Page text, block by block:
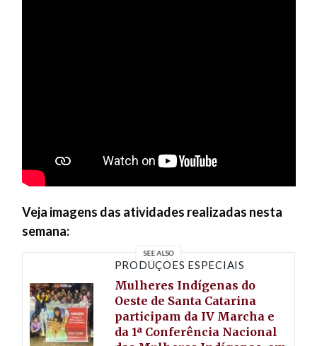
Veja imagens das atividades realizadas nesta
semana:
SEE ALSO
PRODUÇÕES ESPECIAIS
Mulheres Indígenas do
Oeste de Santa Catarina
participam da IV Marcha e
da 1ª Conferência Nacional